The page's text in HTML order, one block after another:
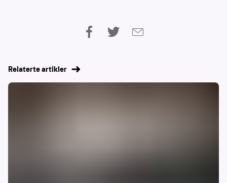
Relaterte artikler